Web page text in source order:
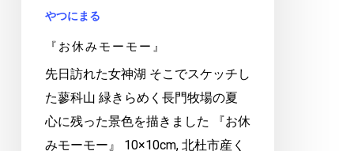
やつにまる
『お休みモーモー』
先日訪れた女神湖 そこでスケッチし
た蓼科山 緑きらめく長門牧場の夏
心に残った景色を描きました 『お休
みモーモー』 10×10cm, 北杜市産く